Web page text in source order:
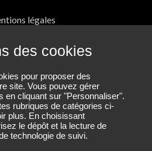
des cookies
pour proposer des
site. Vous pouvez gérer
en cliquant sur "Personnaliser".
rubriques de catégories ci-
plus. En choisissant
le dépôt et la lecture de
technologie de suivi.
légales
Contact
du site
sur LinkedIn